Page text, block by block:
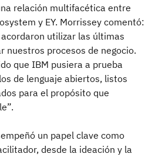
relación multifacética entre
y EY. Morrissey comentó:
acordaron utilizar las últimas
nuestros procesos de negocio.
que IBM pusiera a prueba
de lenguaje abiertos, listos
para el propósito que
un papel clave como
desde la ideación y la